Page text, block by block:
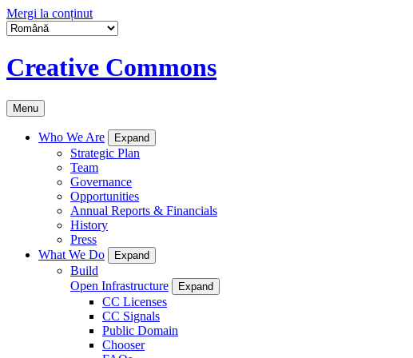
Mergi la conținut
Creative Commons
Menu
Who We Are Expand
Strategic Plan
Team
Governance
Opportunities
Annual Reports & Financials
History
Press
What We Do
Expand
Build
Open Infrastructure
Expand
CC Licenses
CC Signals
Public Domain
Chooser